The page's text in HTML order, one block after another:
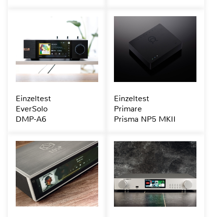
Einzeltest
EverSolo
DMP-A6
Einzeltest
Primare
Prisma NP5 MKII